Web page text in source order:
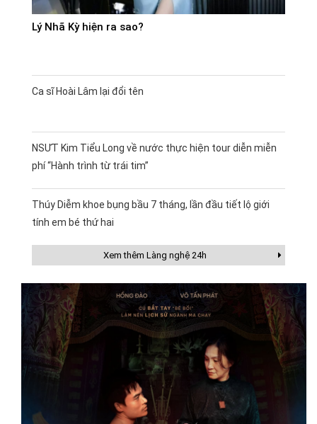
Lý Nhã Kỳ hiện ra sao?
Ca sĩ Hoài Lâm lại đổi tên
NSƯT Kim Tiểu Long về nước thực hiện tour diễn miễn
phí “Hành trình từ trái tim”
Thúy Diễm khoe bụng bầu 7 tháng, lần đầu tiết lộ giới
tính em bé thứ hai
Xem thêm Làng nghệ 24h